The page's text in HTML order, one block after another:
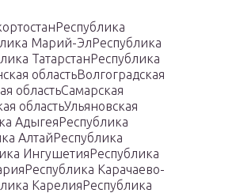
Марий-ЭлРеспублика
ТатарстанРеспублика
областьВолгоградская
областьСамарская
областьУльяновская
АдыгеяРеспублика
АлтайРеспублика
ИнгушетияРеспублика
Карачаево-
КарелияРеспублика